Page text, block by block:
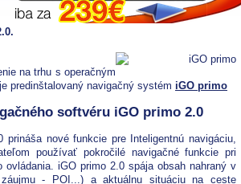
na trhu s operačným
predinštalovaný navigačný systém iGO primo
softvéru iGO primo 2.0
nové funkcie pre Inteligentnú navigáciu,
používať pokročilé navigačné funkcie pri
ovládania. iGO primo 2.0 spája obsah nahraný v
- POI...) a aktuálnu situáciu na ceste